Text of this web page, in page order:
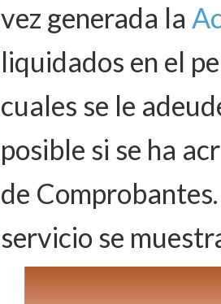
vez generada la
liquidados en el
cuales se le
posible si se ha
de
servicio se